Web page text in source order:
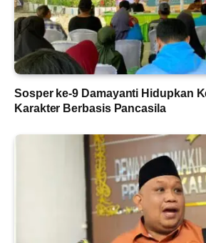
Sosper ke-9 Damayanti Hidupkan
Karakter Berbasis Pancasila